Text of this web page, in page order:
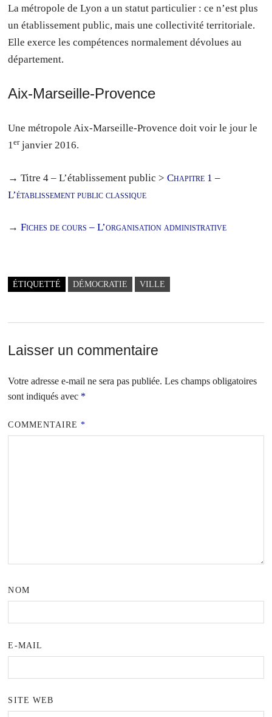
La métropole de Lyon a un statut particulier : ce n’est plus
un établissement public, mais une collectivité territoriale.
Elle exerce les compétences normalement dévolues au
département.
Aix-Marseille-Provence
Une métropole Aix-Marseille-Provence doit voir le jour le
1erjanvier 2016.
→ Titre 4 – L’établissement public >Chapitre 1 –
L’établissement public classique
→Fiches de cours – L’organisation administrative
ÉTIQUETTÉ DÉMOCRATIE VILLE
Laisser un commentaire
Votre adresse e-mail ne sera pas publiée. Les champs obligatoires
sont indiqués avec *
COMMENTAIRE*
NOM
E-MAIL
SITE WEB